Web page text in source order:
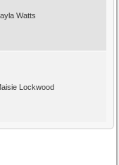
Watts
Lockwood